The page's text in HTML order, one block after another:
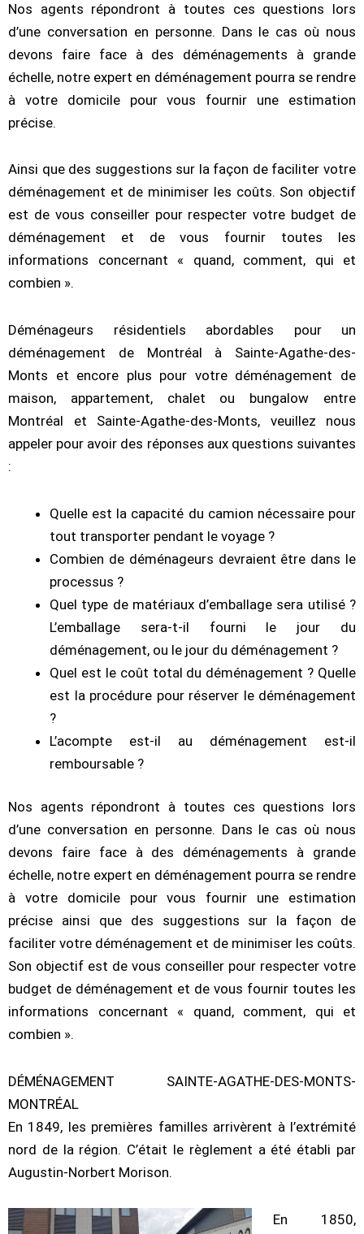
Nos agents répondront à toutes ces questions lors
d’une conversation en personne. Dans le cas où nous
devons faire face à des déménagements à grande
échelle, notre expert en déménagement pourra se rendre
à votre domicile pour vous fournir une estimation
précise.
Ainsi que des suggestions sur la façon de faciliter votre
déménagement et de minimiser les coûts. Son objectif
est de vous conseiller pour respecter votre budget de
déménagement et de vous fournir toutes les
informations concernant « quand, comment, qui et
combien ».
Déménageurs résidentiels abordables pour un
déménagement de Montréal à Sainte-Agathe-des-
Monts et encore plus pour votre déménagement de
maison, appartement, chalet ou bungalow entre
Montréal et Sainte-Agathe-des-Monts, veuillez nous
appeler pour avoir des réponses aux questions suivantes
:
Quelle est la capacité du camion nécessaire pour
tout transporter pendant le voyage ?
Combien de déménageurs devraient être dans le
processus ?
Quel type de matériaux d’emballage sera utilisé ?
L’emballage sera-t-il fourni le jour du
déménagement, ou le jour du déménagement ?
Quel est le coût total du déménagement ? Quelle
est la procédure pour réserver le déménagement
?
L’acompte est-il au déménagement est-il
remboursable ?
Nos agents répondront à toutes ces questions lors
d’une conversation en personne. Dans le cas où nous
devons faire face à des déménagements à grande
échelle, notre expert en déménagement pourra se rendre
à votre domicile pour vous fournir une estimation
précise ainsi que des suggestions sur la façon de
faciliter votre déménagement et de minimiser les coûts.
Son objectif est de vous conseiller pour respecter votre
budget de déménagement et de vous fournir toutes les
informations concernant « quand, comment, qui et
combien ».
DÉMÉNAGEMENT SAINTE-AGATHE-DES-MONTS-
MONTRÉAL
En 1849, les premières familles arrivèrent à l’extrémité
nord de la région. C’était le règlement a été établi par
Augustin-Norbert Morison.
En 1850,